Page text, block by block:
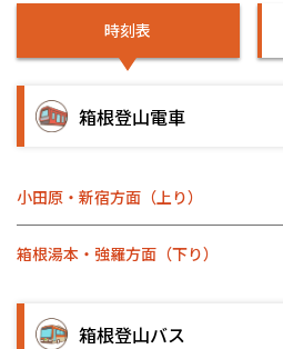
時刻表
箱根登山電車
小田原・新宿方面（上り）
箱根湯本・強羅方面（下り）
箱根登山バス